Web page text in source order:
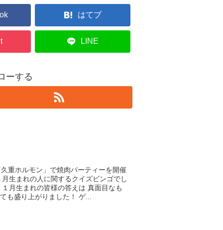
はてブ
LINE
ーする
重ホルモン」で焼肉パーティーを開催
生まれの人に関するクイズビンゴでし
月生まれの皆様の答えは 真面目なも
も盛り上がりました！ ゲ...